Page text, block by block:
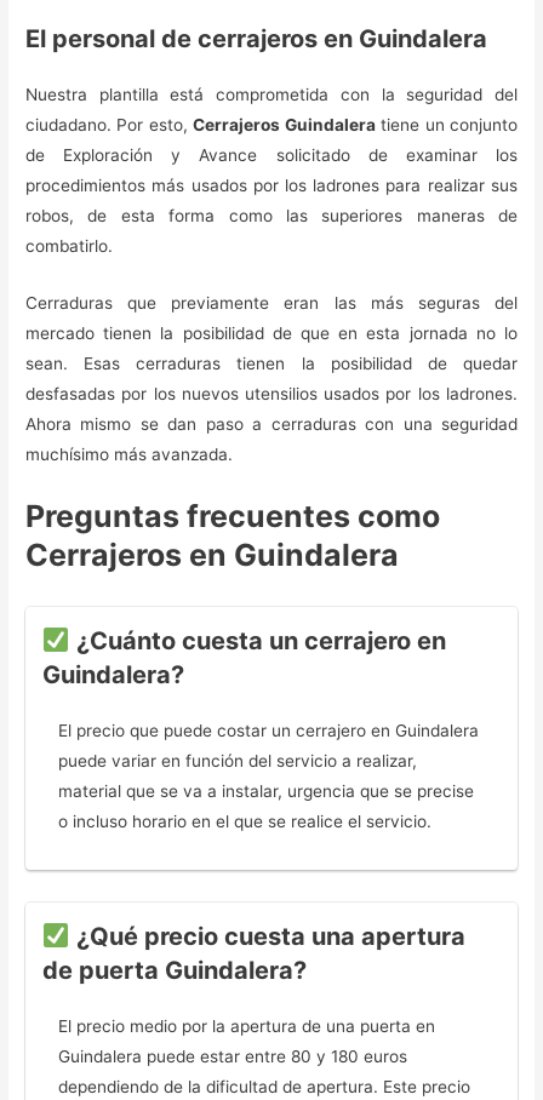
El personal de cerrajeros en Guindalera
Nuestra plantilla está comprometida con la seguridad del
ciudadano. Por esto,Cerrajeros Guindaleratiene un conjunto
de Exploración y Avance solicitado de examinar los
procedimientos más usados por los ladrones para realizar sus
robos, de esta forma como las superiores maneras de
combatirlo.
Cerraduras que previamente eran las más seguras del
mercado tienen la posibilidad de que en esta jornada no lo
sean. Esas cerraduras tienen la posibilidad de quedar
desfasadas por los nuevos utensilios usados por los ladrones.
Ahora mismo se dan paso a cerraduras con una seguridad
muchísimo más avanzada.
Preguntas frecuentes como
Cerrajeros en Guindalera
¿Cuánto cuesta un cerrajero en
Guindalera?
El precio que puede costar un cerrajero en Guindalera
puede variar en función del servicio a realizar,
material que se va a instalar, urgencia que se precise
o incluso horario en el que se realice el servicio.
¿Qué precio cuesta una apertura
de puerta Guindalera?
El precio medio por la apertura de una puerta en
Guindalera puede estar entre 80 y 180 euros
dependiendo de la dificultad de apertura. Este precio